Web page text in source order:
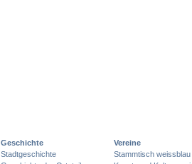
Geschichte
Stadtgeschichte
Vereine
Stammtisch weissblau